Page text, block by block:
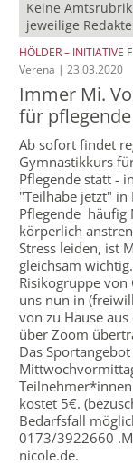
Keine
jeweilige
HÖLDER – INITIATIVE
Verena | 23.03.2020
Immer Mi.
für
Ab sofort findet
Gymnastikkurs
Pflegende statt -
"Teilhabe jetzt"
Pflegende häufig
körperlich
Stress leiden, ist
gleichsam
Risikogruppe
uns nun in
von zu Hause
über Zoom
Das
kostet 5€.
Bedarfsfall
0173/3922660
nicole.de.